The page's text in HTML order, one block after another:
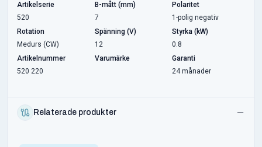
Artikelserie
520
B-mått (mm)
7
Polaritet
1-polig negativ
Rotation
Medurs (CW)
Spänning (V)
12
Styrka (kW)
0.8
Artikelnummer
520 220
Varumärke
Garanti
24 månader
Relaterade produkter